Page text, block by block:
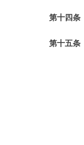
第十四条
第十五条